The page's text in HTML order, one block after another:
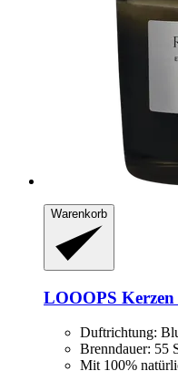
Warenkorb
LOOOPS Kerzen
Duftrichtung:
Brenndauer: 55
Mit 100%